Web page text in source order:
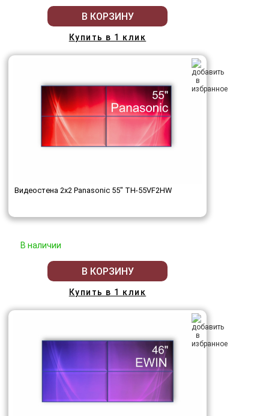
В КОРЗИНУ
Купить в 1 клик
Видеостена 2x2 Panasonic 55" TH-55VF2HW
В наличии
В КОРЗИНУ
Купить в 1 клик